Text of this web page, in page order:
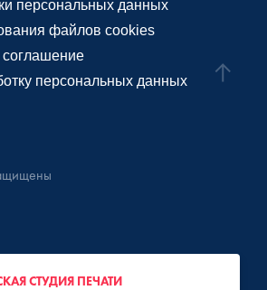
персональных данных
файлов cookies
соглашение
персональных данных
СТУДИЯ ПЕЧАТИ